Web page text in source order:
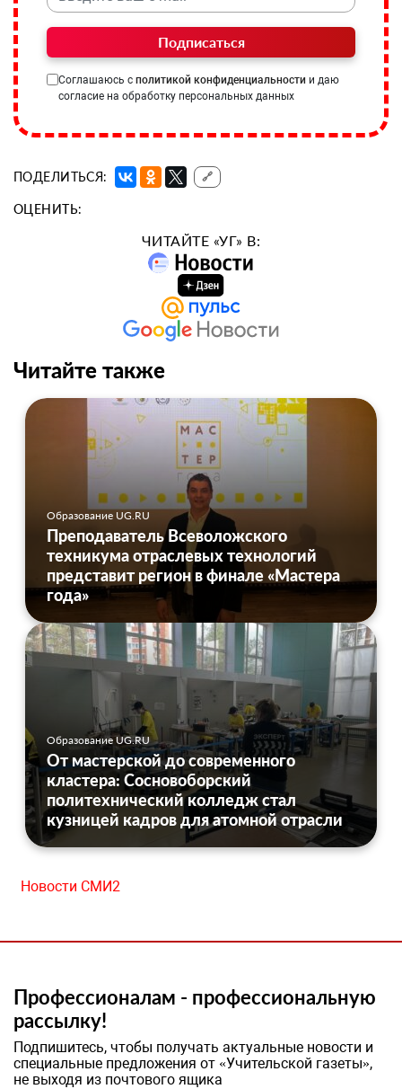
Подписаться
Соглашаюсь с политикой конфиденциальности и даю
согласие на обработку персональных данных
ПОДЕЛИТЬСЯ: 🔗
ОЦЕНИТЬ:
ЧИТАЙТЕ «УГ» В:
Читайте также
Образование UG.RU
Преподаватель Всеволожского
техникума отраслевых технологий
представит регион в финале «Мастера
года»
Образование UG.RU
От мастерской до современного
кластера: Сосновоборский
политехнический колледж стал
кузницей кадров для атомной отрасли
Новости СМИ2
Профессионалам - профессиональную
рассылку!
Подпишитесь, чтобы получать актуальные новости и
специальные предложения от «Учительской газеты»,
не выходя из почтового ящика